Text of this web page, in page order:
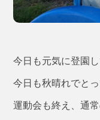
今日も元気に登園
今日も秋晴れでと
運動会も終え、通